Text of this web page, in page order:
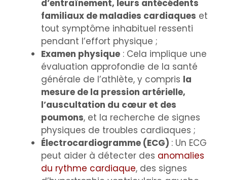
d’entraînement, leurs antécédents
familiaux de maladies cardiaques et
tout symptôme inhabituel ressenti
pendant l’effort physique ;
Examen physique : Cela implique une
évaluation approfondie de la santé
générale de l’athlète, y compris la
mesure de la pression artérielle,
l’auscultation du cœur et des
poumons, et la recherche de signes
physiques de troubles cardiaques ;
Électrocardiogramme (ECG) : Un ECG
peut aider à détecter des anomalies
du rythme cardiaque, des signes